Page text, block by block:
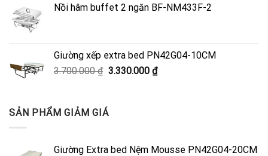
4.500.000 ₫.là:
Nồi hâm buffet 2 ngăn BF-NM433F-2
Giường xếp extra bed PN42G04-10CM
3.700.000₫ Giá
3.700.000 ₫.
3.330.000 ₫Giá
SẢN PHẨM GIẢM GIÁ
Giường Extra bed Nệm Mousse PN42G04-20CM